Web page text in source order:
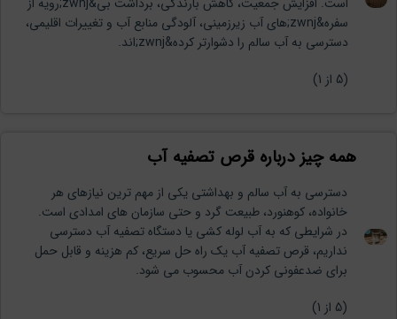
سفره&zwnj;های آب زیرزمینی، آلودگی منابع آب و تغییرات اقلیمی،
دسترسی به آب سالم را دشوارتر کرده&zwnj;اند.
(
5 از 1)
همه چیز درباره قرص تصفیه آب
دسترسی به آب سالم و بهداشتی یکی از مهم ترین نیازهای هر
خانواده، کوهنورد، طبیعت گرد و حتی سازمان های امدادی است.
در شرایطی که به آب لوله کشی یا دستگاه تصفیه آب دسترسی
نداریم، قرص تصفیه آب یک راه حل سریع، کم هزینه و قابل حمل
برای ضدعفونی کردن آب محسوب می شود.
(
5 از 1)